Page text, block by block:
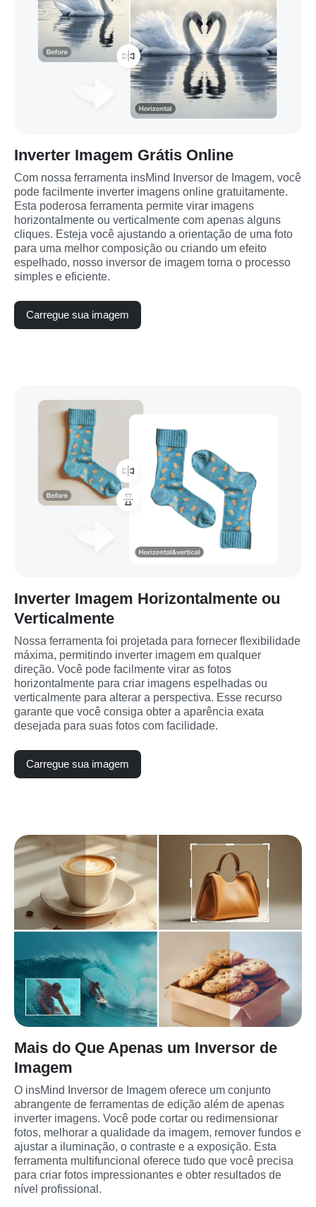
Inverter Imagem Grátis Online
Com nossa ferramenta insMind Inversor de Imagem, você
pode facilmente inverter imagens online gratuitamente.
Esta poderosa ferramenta permite virar imagens
horizontalmente ou verticalmente com apenas alguns
cliques. Esteja você ajustando a orientação de uma foto
para uma melhor composição ou criando um efeito
espelhado, nosso inversor de imagem torna o processo
simples e eficiente.
Carregue sua imagem
Inverter Imagem Horizontalmente ou
Verticalmente
Nossa ferramenta foi projetada para fornecer flexibilidade
máxima, permitindo inverter imagem em qualquer
direção. Você pode facilmente virar as fotos
horizontalmente para criar imagens espelhadas ou
verticalmente para alterar a perspectiva. Esse recurso
garante que você consiga obter a aparência exata
desejada para suas fotos com facilidade.
Carregue sua imagem
Mais do Que Apenas um Inversor de
Imagem
O insMind Inversor de Imagem oferece um conjunto
abrangente de ferramentas de edição além de apenas
inverter imagens. Você pode cortar ou redimensionar
fotos, melhorar a qualidade da imagem, remover fundos e
ajustar a iluminação, o contraste e a exposição. Esta
ferramenta multifuncional oferece tudo que você precisa
para criar fotos impressionantes e obter resultados de
nível profissional.